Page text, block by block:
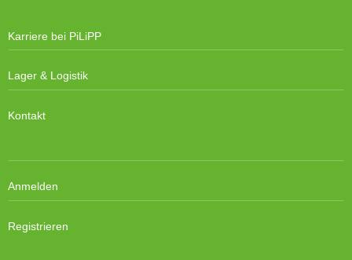
Karriere bei PiLiPP
Lager & Logistik
Kontakt
Anmelden
Registrieren